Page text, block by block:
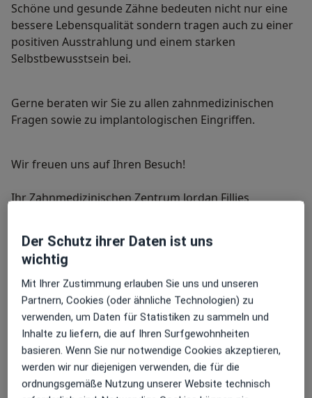
Schöne und gesunde Zähne bedeuten nicht nur eine
bessere Lebensqualität sondern tragen auch zu einer
positiven Ausstrahlung und einem starken
Selbstbewusstsein bei.
Gerne beraten wir Sie zu allen zahnmedizinischen
Fragen sowie zu implantologischen Eingriffen.
Wir freuen uns auf Ihren Besuch!
Ihr Zahnmedizinischen Zentrum Jordan Fillies
Meine Behandlungs­schwerpunkte
Unsere Schwerpunkte
Wir freuen uns Ihnen nachfolgend die
Behandlungsschwerpunkte aufzulisten auf die sich
unser Team spezialisiert hat. Für Rückfragen sind wir
natürlich gerne persönlich oder telefonisch für Sie da.
Erstuntersuchung
Der Schutz ihrer Daten ist uns
wichtig
Mit Ihrer Zustimmung erlauben Sie uns und unseren
Partnern, Cookies (oder ähnliche Technologien) zu
verwenden, um Daten für Statistiken zu sammeln und
Inhalte zu liefern, die auf Ihren Surfgewohnheiten
basieren. Wenn Sie nur notwendige Cookies akzeptieren,
werden wir nur diejenigen verwenden, die für die
ordnungsgemäße Nutzung unserer Website technisch